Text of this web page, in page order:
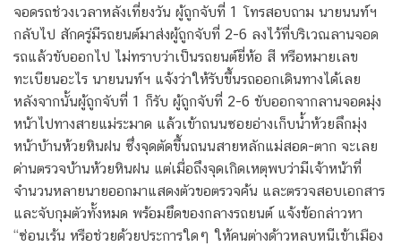
จอดรถช่วงเวลาหลังเที่ยงวัน ผู้ถูกจับที่ 1 โทรสอบถาม นายนนท์ฯ
กลับไป สักครู่มีรถยนต์มาส่งผู้ถูกจับที่ 2-6 ลงไว้ที่บริเวณลานจอด
รถแล้วขับออกไป ไม่ทราบว่าเป็นรถยนต์ยี่ห้อ สี หรือหมายเลข
ทะเบียนอะไร นายนนท์ฯ แจ้งว่าให้รับขึ้นรถออกเดินทางได้เลย
หลังจากนั้นผู้ถูกจับที่ 1 ก็รับ ผู้ถูกจับที่ 2-6 ขับออกจากลานจอดมุ่ง
หน้าไปทางสายแม่ระมาด แล้วเข้าถนนซอยอ่างเก็บน้ำห้วยลึกมุ่ง
หน้าบ้านห้วยหินฝน ซึ่งจุดตัดขึ้นถนนสายหลักแม่สอด-ตาก จะเลย
ด่านตรวจบ้านห้วยหินฝน แต่เมื่อถึงจุดเกิดเหตุพบว่ามีเจ้าหน้าที่
จำนวนหลายนายออกมาแสดงตัวขอตรวจค้น และตรวจสอบเอกสาร
และจับกุมตัวทั้งหมด พร้อมยึดของกลางรถยนต์ แจ้งข้อกล่าวหา
“ซ่อนเร้น หรือช่วยด้วยประการใดๆ ให้คนต่างด้าวหลบหนีเข้าเมือง